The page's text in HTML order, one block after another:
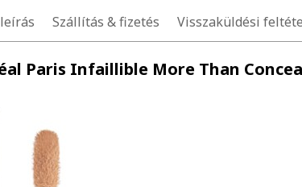
Szállítás & fizetés Visszaküldési
Paris Infaillible More Than